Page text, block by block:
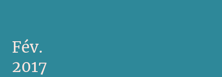
Fév.
2017